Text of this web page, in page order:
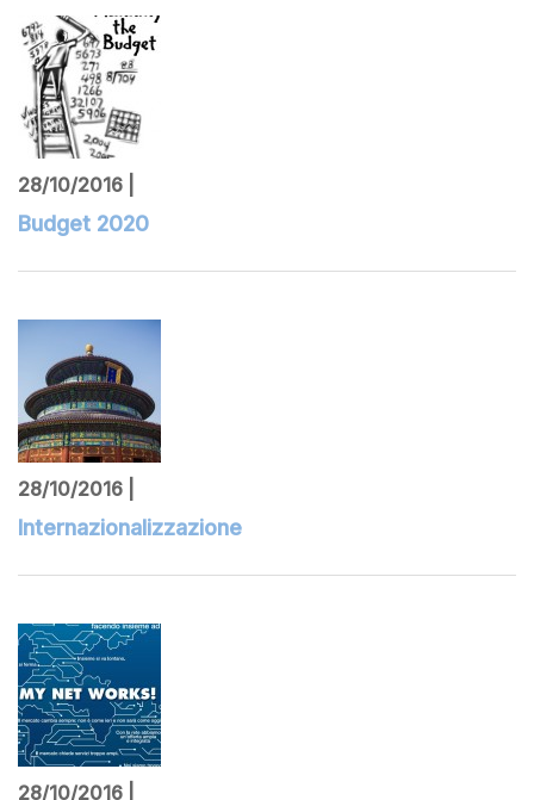
28/10/2016 |
Budget 2020
28/10/2016 |
Internazionalizzazione
28/10/2016 |